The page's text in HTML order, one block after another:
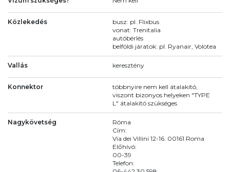
Közlekedés
busz: pl. Flixbus
vonat: Trenitalia
autóbérlés
belföldi járatok: pl. Ryanair, Volotea
Vallás keresztény
Konnektor
többnyire nem kell átalakító,
viszont bizonyos helyeken "TYPE
L" átalakító szükséges
Nagykövetség
Róma
Cím:
Via dei Villini 12-16. 00161 Roma
Előhívó:
00-39
Telefon: